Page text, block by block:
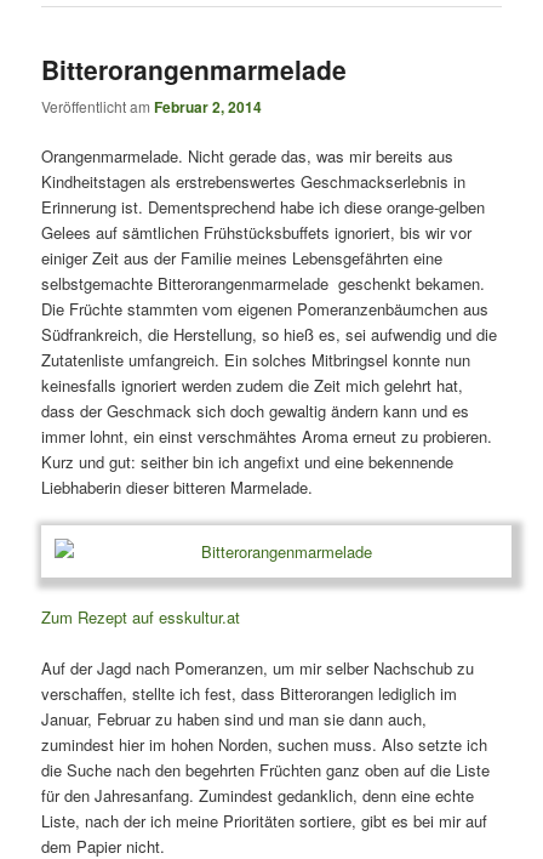
Bitterorangenmarmelade
Veröffentlicht amFebruar 2, 2014
Orangenmarmelade. Nicht gerade das, was mir bereits aus
Kindheitstagen als erstrebenswertes Geschmackserlebnis in
Erinnerung ist. Dementsprechend habe ich diese orange-gelben
Gelees auf sämtlichen Frühstücksbuffets ignoriert, bis wir vor
einiger Zeit aus der Familie meines Lebensgefährten eine
selbstgemachte Bitterorangenmarmelade geschenkt bekamen.
Die Früchte stammten vom eigenen Pomeranzenbäumchen aus
Südfrankreich, die Herstellung, so hieß es, sei aufwendig und die
Zutatenliste umfangreich. Ein solches Mitbringsel konnte nun
keinesfalls ignoriert werden zudem die Zeit mich gelehrt hat,
dass der Geschmack sich doch gewaltig ändern kann und es
immer lohnt, ein einst verschmähtes Aroma erneut zu probieren.
Kurz und gut: seither bin ich angefixt und eine bekennende
Liebhaberin dieser bitteren Marmelade.
Zum Rezept auf esskultur.at
Auf der Jagd nach Pomeranzen, um mir selber Nachschub zu
verschaffen, stellte ich fest, dass Bitterorangen lediglich im
Januar, Februar zu haben sind und man sie dann auch,
zumindest hier im hohen Norden, suchen muss. Also setzte ich
die Suche nach den begehrten Früchten ganz oben auf die Liste
für den Jahresanfang. Zumindest gedanklich, denn eine echte
Liste, nach der ich meine Prioritäten sortiere, gibt es bei mir auf
dem Papier nicht.